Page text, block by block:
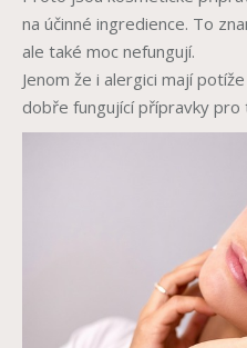
na účinné ingredience. To
ale také moc nefungují.
Jenom že i alergici mají
dobře fungující přípravky pro